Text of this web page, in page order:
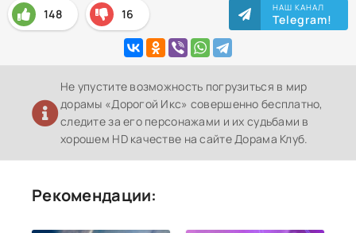
148 16 НАШ КАНАЛ
Telegram!
Не упустите возможность погрузиться в мир
дорамы «Дорогой Икс» совершенно бесплатно,
следите за его персонажами и их судьбами в
хорошем HD качестве на сайте Дорама Клуб.
Рекомендации: